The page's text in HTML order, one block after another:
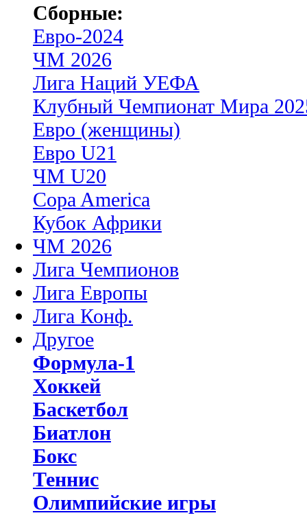
Сборные:
Евро-2024
ЧМ 2026
Лига Наций УЕФА
Клубный Чемпионат Мира
Евро (женщины)
Евро U21
ЧМ U20
Copa America
Кубок Африки
ЧМ 2026
Лига Чемпионов
Лига Европы
Лига Конф.
Другое
Формула-1
Хоккей
Баскетбол
Биатлон
Бокс
Теннис
Олимпийские игры